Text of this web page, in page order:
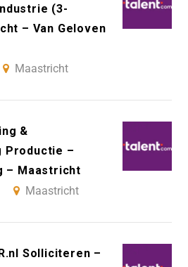
(3-
– Van Geloven
Maastricht
&
Productie –
– Maastricht
Maastricht
Solliciteren –